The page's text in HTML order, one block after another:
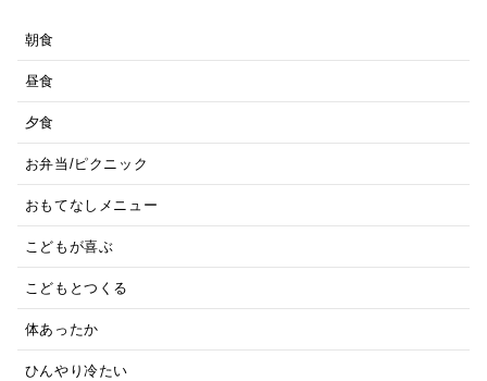
朝食
昼食
夕食
お弁当/ピクニック
おもてなしメニュー
こどもが喜ぶ
こどもとつくる
体あったか
ひんやり冷たい